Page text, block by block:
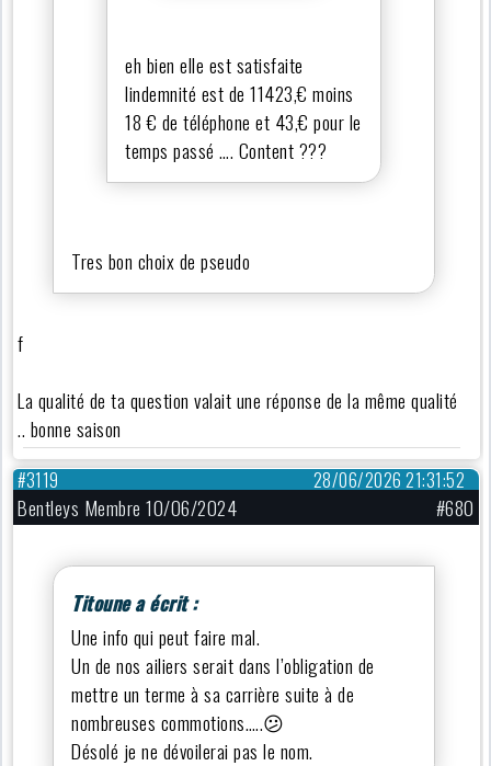
eh bien elle est satisfaite
lindemnité est de 11423,€ moins
18 € de téléphone et 43,€ pour le
temps passé …. Content ???
Tres bon choix de pseudo
f
La qualité de ta question valait une réponse de la même qualité
.. bonne saison
28/06/2026 21:31:52
#3119
Bentleys Membre 10/06/2024 #680
Titoune a écrit :
Une info qui peut faire mal.
Un de nos ailiers serait dans l’obligation de
mettre un terme à sa carrière suite à de
nombreuses commotions…..😕
Désolé je ne dévoilerai pas le nom.